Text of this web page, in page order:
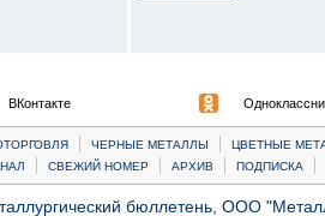
ВКонтакте
| ЧЕРНЫЕ МЕТАЛЛЫ |
ЦВЕТНЫЕ
| СВЕЖИЙ НОМЕР | АРХИВ | ПОДПИСКА |
бюллетень, ООО